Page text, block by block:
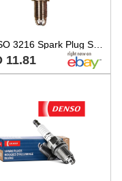
11.81